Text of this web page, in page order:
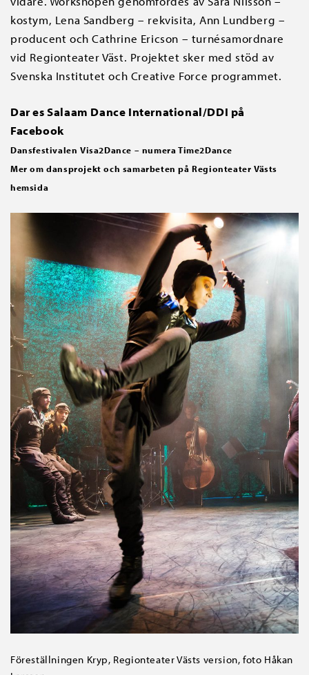
kostym, Lena Sandberg – rekvisita, Ann Lundberg –
producent och Cathrine Ericson – turnésamordnare
vid Regionteater Väst. Projektet sker med stöd av
Svenska Institutet och Creative Force programmet.
Dar es Salaam Dance International/DDI på
Facebook
Dansfestivalen Visa2Dance – numera Time2Dance
Mer om dansprojekt och samarbeten påRegionteater Västs
hemsida
Föreställningen Kryp, Regionteater Västs version, foto Håkan